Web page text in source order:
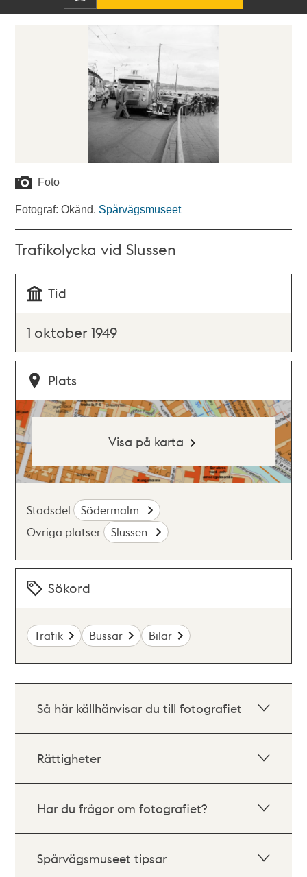
Foto
Fotograf: Okänd. Spårvägsmuseet
Trafikolycka vid Slussen
Tid
1 oktober 1949
Plats
Visa på karta
Stadsdel: Södermalm
Övriga platser: Slussen
Sökord
Trafik Bussar Bilar
Så här källhänvisar du till fotografiet
Rättigheter
Har du frågor om fotografiet?
Spårvägsmuseet tipsar